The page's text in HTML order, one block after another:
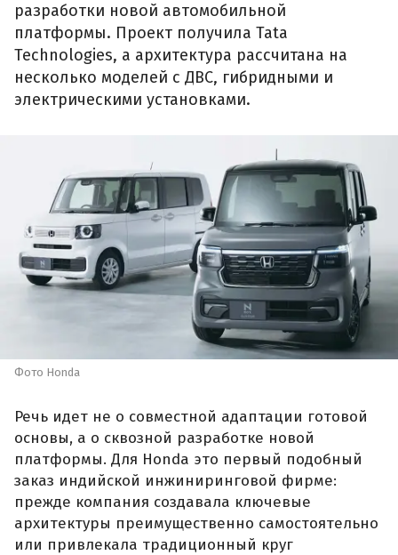
разработки новой автомобильной
платформы. Проект получила Tata
Technologies, а архитектура рассчитана на
несколько моделей с ДВС, гибридными и
электрическими установками.
Фото Honda
Речь идет не о совместной адаптации готовой
основы, а о сквозной разработке новой
платформы. Для Honda это первый подобный
заказ индийской инжиниринговой фирме:
прежде компания создавала ключевые
архитектуры преимущественно самостоятельно
или привлекала традиционный круг